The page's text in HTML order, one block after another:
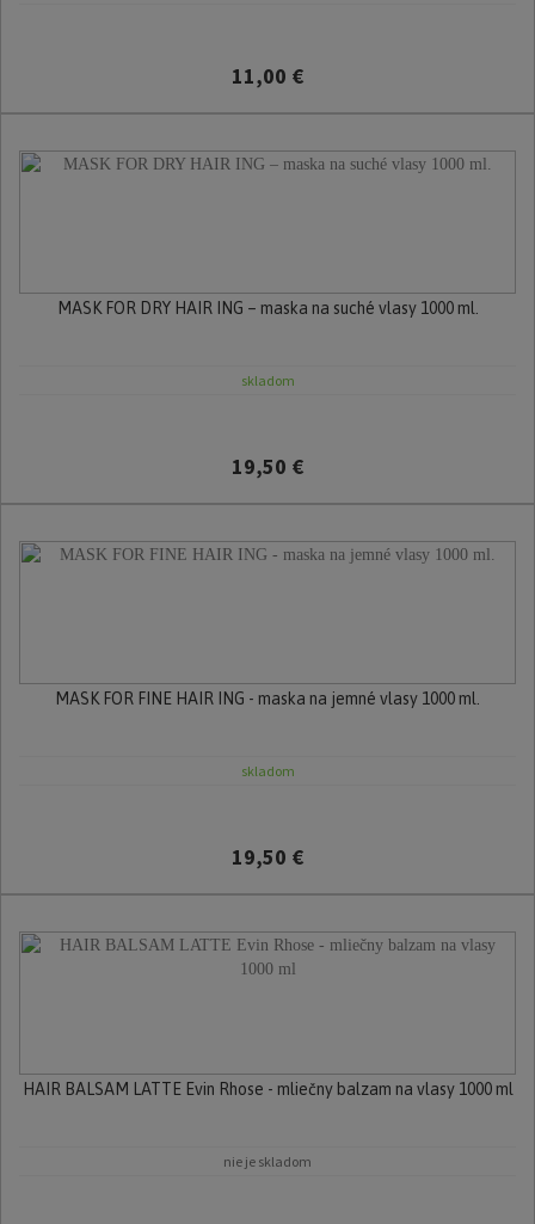
11,00 €
MASK FOR DRY HAIR ING – maska na suché vlasy 1000 ml.
skladom
19,50 €
MASK FOR FINE HAIR ING - maska na jemné vlasy 1000 ml.
skladom
19,50 €
HAIR BALSAM LATTE Evin Rhose - mliečny balzam na vlasy 1000 ml
nie je skladom